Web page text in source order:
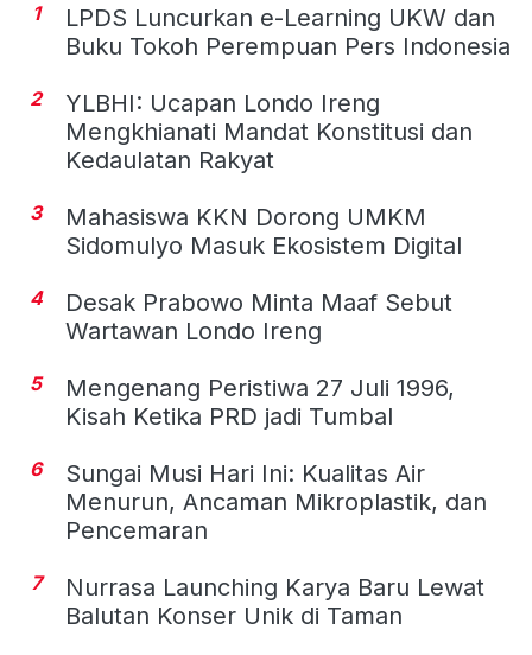
1
LPDS Luncurkan e-Learning UKW dan
Buku Tokoh Perempuan Pers Indonesia
2
YLBHI: Ucapan Londo Ireng
Mengkhianati Mandat Konstitusi dan
Kedaulatan Rakyat
3
Mahasiswa KKN Dorong UMKM
Sidomulyo Masuk Ekosistem Digital
4
Desak Prabowo Minta Maaf Sebut
Wartawan Londo Ireng
5
Mengenang Peristiwa 27 Juli 1996,
Kisah Ketika PRD jadi Tumbal
6
Sungai Musi Hari Ini: Kualitas Air
Menurun, Ancaman Mikroplastik, dan
Pencemaran
7
Nurrasa Launching Karya Baru Lewat
Balutan Konser Unik di Taman